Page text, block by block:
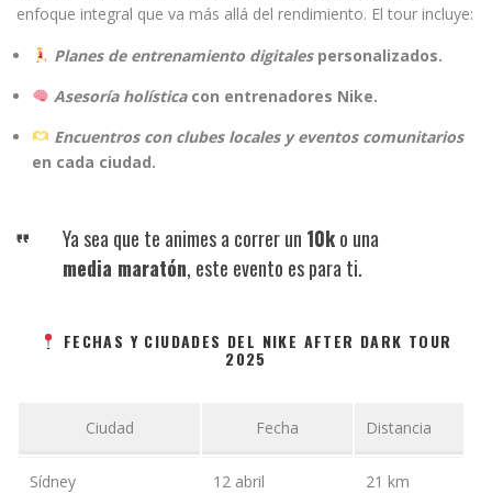
enfoque integral que va más allá del rendimiento. El tour incluye:
Planes de entrenamiento digitalespersonalizados.
Asesoría holísticacon entrenadores Nike.
Encuentros con clubes locales y eventos comunitarios
en cada ciudad.
Ya sea que te animes a correr un 10ko una
media maratón, este evento es para ti.
FECHAS Y CIUDADES DEL NIKE AFTER DARK TOUR
2025
Ciudad Fecha Distancia
Sídney 12 abril 21 km